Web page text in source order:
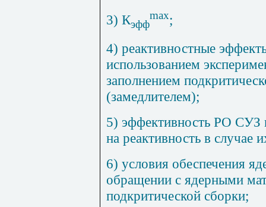
3) Кэфф
max;
4) реактивностные
использованием
заполнением
(замедлителем);
5) эффективность РО СУЗ
на реактивность в случае
6) условия обеспечения
обращении с ядерными
подкритической сборки;